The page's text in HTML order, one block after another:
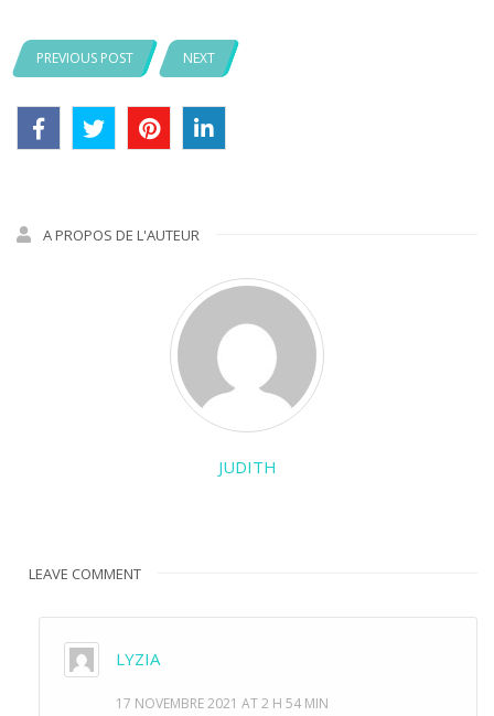
PREVIOUS POST NEXT
A PROPOS DE L'AUTEUR
JUDITH
LEAVE COMMENT
LYZIA
17 NOVEMBRE 2021 AT 2 H 54 MIN